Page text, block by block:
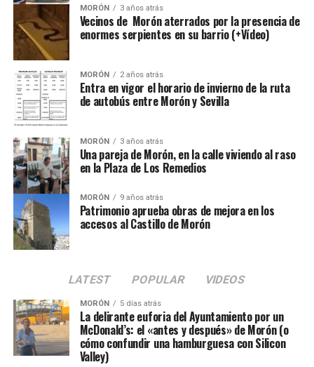
MORÓN 3 años atrás
Vecinos de Morón aterrados por la presencia de
enormes serpientes en su barrio (+Vídeo)
MORÓN 2 años atrás
Entra en vigor el horario de invierno de la ruta
de autobús entre Morón y Sevilla
MORÓN 3 años atrás
Una pareja de Morón, en la calle viviendo al raso
en la Plaza de Los Remedios
MORÓN 9 años atrás
Patrimonio aprueba obras de mejora en los
accesos al Castillo de Morón
LATEST POPULAR VIDEOS
MORÓN 5 días atrás
La delirante euforia del Ayuntamiento por un
McDonald’s: el «antes y después» de Morón (o
cómo confundir una hamburguesa con Silicon
Valley)